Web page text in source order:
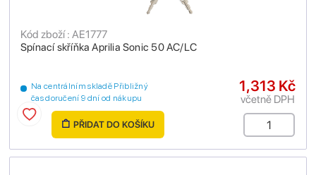
Spínací skříňka Aprilia Sonic 50 AC/LC
Kód zboží : AE1777
Na centrálním skladě Přibližný
čas doručení 9 dní od nákupu
1,313 Kč
včetně DPH
PŘIDAT DO KOŠÍKU